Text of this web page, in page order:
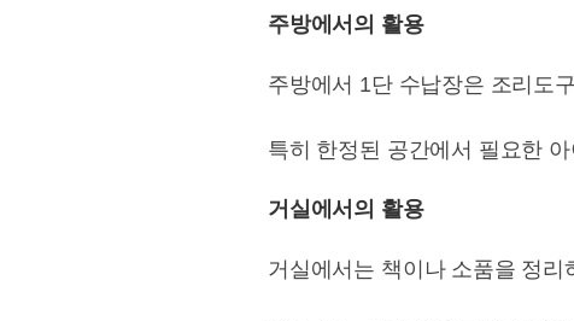
주방에서의 활용
주방에서 1단 수납장은 조리도
특히 한정된 공간에서 필요한
거실에서의 활용
거실에서는 책이나 소품을 정